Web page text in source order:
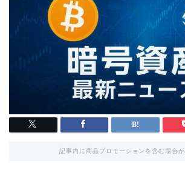
記事内に商品プロモーションを含む場合